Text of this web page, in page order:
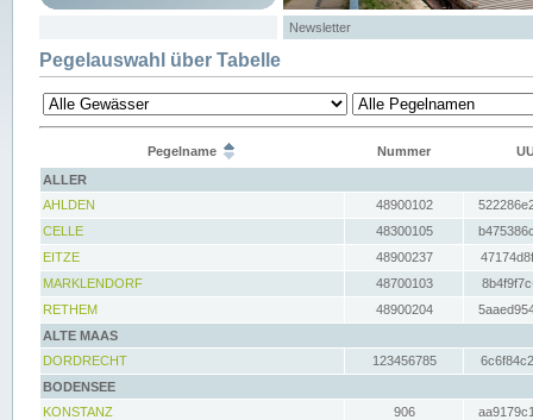
Newsletter
Pegelauswahl über Tabelle
Pegelname Nummer
ALLER
AHLDEN
48900102
CELLE
48300105
EITZE
48900237
MARKLENDORF
48700103
RETHEM
48900204
ALTE MAAS
DORDRECHT
123456785
BODENSEE
KONSTANZ
906